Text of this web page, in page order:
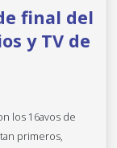
final del
y TV de
los 16avos de
primeros,